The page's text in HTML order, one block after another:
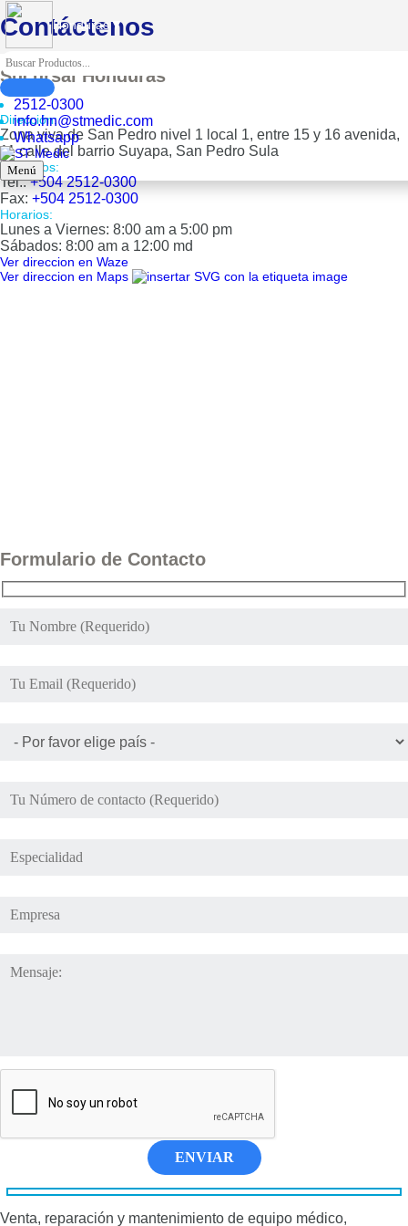
Honduras▼
2512-0300
info.hn@stmedic.com
Whatsapp
Menú
Contáctenos
Sucursal Honduras
Dirección:
Zona viva de San Pedro nivel 1 local 1, entre 15 y 16 avenida,
11 calle del barrio Suyapa, San Pedro Sula
Teléfonos:
Tel.:+504 2512-0300
Fax: +504 2512-0300
Horarios:
Lunes a Viernes: 8:00 am a 5:00 pm
Sábados: 8:00 am a 12:00 md
Ver direccion en Waze
Ver direccion en Maps
Formulario de Contacto
ENVIAR
Venta, reparación y mantenimiento de equipo médico,